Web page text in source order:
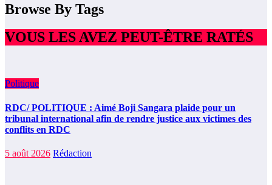
Browse By Tags
VOUS LES AVEZ PEUT-ÊTRE RATÉS
Politique
RDC/ POLITIQUE : Aimé Boji Sangara plaide pour un
tribunal international afin de rendre justice aux victimes des
conflits en RDC
5 août 2026 Rédaction